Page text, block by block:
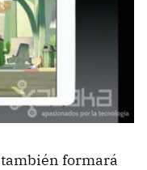
también formará